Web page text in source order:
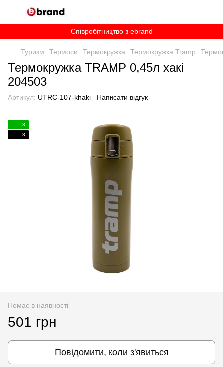
Співробітництво з ebrand
Туризм Термоси Термокружка Термокружка Tramp
Термокружка TRAMP 0,45л хакі
204503
Артикул: UTRC-107-khaki Написати відгук
3
3
Немає в наявності
501 грн
Повідомити, коли з'явиться